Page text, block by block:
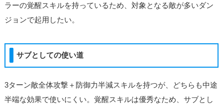
ラーの覚醒スキルを持っているため、対象となる敵が多いダン
ジョンで起用したい。
サブとしての使い道
3ターン敵全体攻撃＋防御力半減スキルを持つが、どちらも中途
半端な効果で使いにくい。覚醒スキルは優秀なため、サブとし